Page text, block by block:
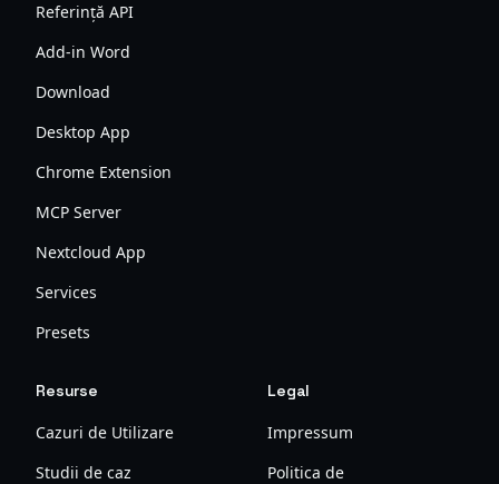
Referință API
Add-in Word
Download
Desktop App
Chrome Extension
MCP Server
Nextcloud App
Services
Presets
Resurse
Cazuri de Utilizare
Studii de caz
Legal
Impressum
Politica de